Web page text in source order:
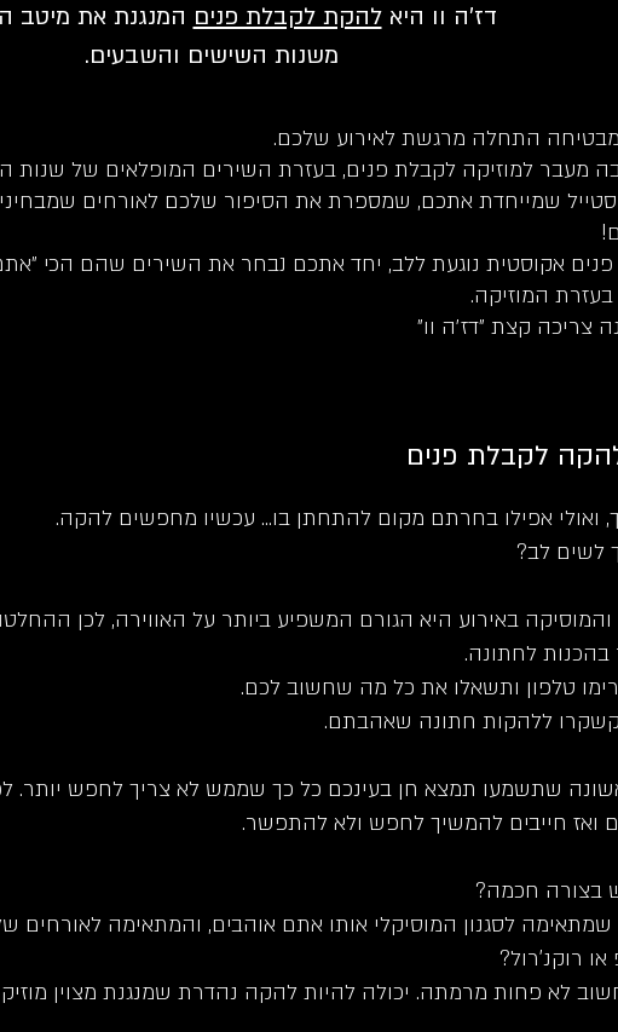
דז'ה וו היאלהקת לקבלת פנים המנגנת את מיטב
משנות השישים והשבעים.
התחלה מרגשת לאירוע שלכם.
מעבר למוזיקה לקבלת פנים, בעזרת השירים המופלאים של שנות
וסטייל שמייחדת אתכם, שמספרת את הסיפור שלכם לאורחים
אקוסטית נוגעת ללב, יחד אתכם נבחר את השירים שהם הכי
המוזיקה.
צריכה קצת ״דז׳ה וו״
לקבלת פנים
ואולי אפילו בחרתם מקום להתחתן בו... עכשיו מחפשים להקה.
לשים לב?
באירוע היא הגורם המשפיע ביותר על האווירה, לכן
לחתונה.
טלפון ותשאלו את כל מה שחשוב לכם.
ללהקות חתונה שאהבתם.
שתשמעו תמצא חן בעינכם כל כך שממש לא צריך לחפש יותר.
ואז חייבים להמשיך לחפש ולא להתפשר.
בצורה חכמה?
שמתאימה לסגנון המוסיקלי אותו אתם אוהבים, והמתאימה לאורחים
רוקנ'רול?
לא פחות מרמתה. יכולה להיות להקה נהדרת שמנגנת מצוין